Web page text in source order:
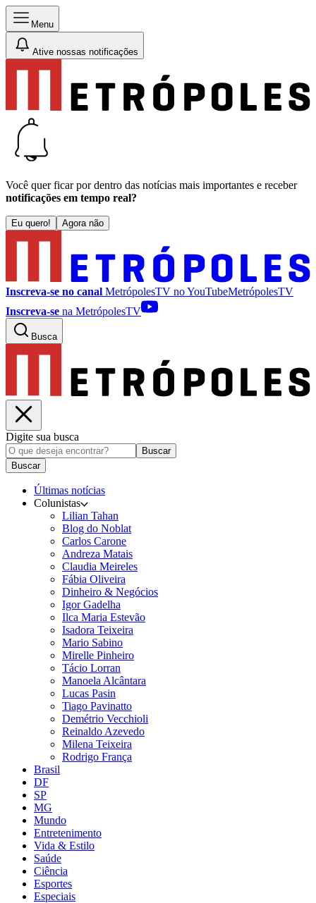
Menu
Ative nossas notificações
Você quer ficar por dentro das notícias mais importantes e receber
notificações em tempo real?
Eu quero! Agora não
Inscreva-se no canal MetrópolesTV noYouTubeMetrópolesTV
Inscreva-se na MetrópolesTV
Busca
Digite sua busca
Buscar
Buscar
Últimas notícias
Colunistas
Lilian Tahan
Blog do Noblat
Carlos Carone
Andreza Matais
Claudia Meireles
Fábia Oliveira
Dinheiro & Negócios
Igor Gadelha
Ilca Maria Estevão
Isadora Teixeira
Mario Sabino
Mirelle Pinheiro
Tácio Lorran
Manoela Alcântara
Lucas Pasin
Tiago Pavinatto
Demétrio Vecchioli
Reinaldo Azevedo
Milena Teixeira
Rodrigo França
Brasil
DF
SP
MG
Mundo
Entretenimento
Vida & Estilo
Saúde
Ciência
Esportes
Especiais